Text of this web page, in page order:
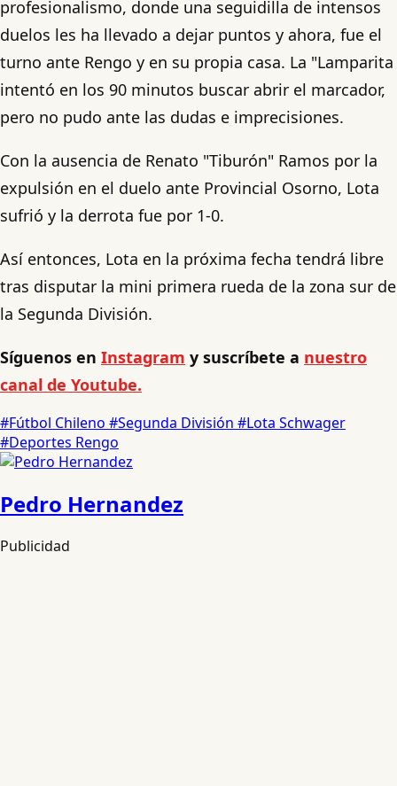
profesionalismo, donde una seguidilla de intensos
duelos les ha llevado a dejar puntos y ahora, fue el
turno ante Rengo y en su propia casa. La "Lamparita
intentó en los 90 minutos buscar abrir el marcador,
pero no pudo ante las dudas e imprecisiones.
Con la ausencia de Renato "Tiburón" Ramos por la
expulsión en el duelo ante Provincial Osorno, Lota
sufrió y la derrota fue por 1-0.
Así entonces, Lota en la próxima fecha tendrá libre
tras disputar la mini primera rueda de la zona sur de
la Segunda División.
Síguenos en Instagram y suscríbete a nuestro
canal de Youtube.
#Fútbol Chileno #Segunda División #Lota Schwager
#Deportes Rengo
Pedro Hernandez
Publicidad